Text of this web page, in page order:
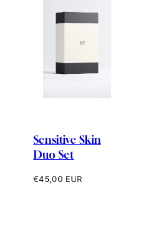
Sensitive Skin
Duo Set
Prix
€45,00 EUR